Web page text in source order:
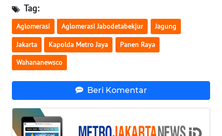
Tag:
Aglomerasi Aglomerasi Jabodetabekjur Jagung
Jakarta Kapolda Metro Jaya Panen Raya
Wahananewsco
Beri Komentar
GORONTALO
WN
SULUT
WN
MALUT